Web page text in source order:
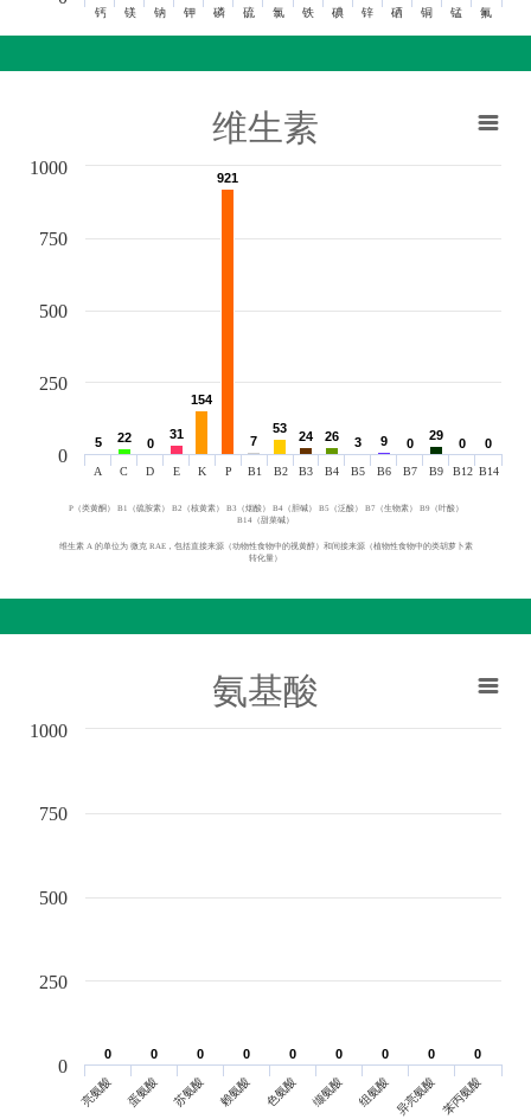
钙 镁 钠 钾 磷 硫 氯 铁 碘 锌 硒 铜 锰 氟
维生素
5
5 22
22 0
0
31
31
154
154
921
921
7
7
53
53
24
24 26
26 3
3 9
9 0
0
29
29
0
0 0
0
A C D E K P B1 B2 B3 B4 B5 B6 B7 B9 B12 B14
0
250
500
750
1000
P（类黄酮） B1（硫胺素） B2（核黄素） B3（烟酸） B4（胆碱） B5（泛酸） B7（生物素） B9（叶酸）
B14（甜菜碱）
维生素 A 的单位为 微克 RAE，包括直接来源（动物性食物中的视黄醇）和间接来源（植物性食物中的类胡萝卜素
转化量）
氨基酸
0
0 0
0 0
0 0
0 0
0 0
0 0
0 0
0 0
0
亮氨酸 蛋氨酸 苏氨酸 赖氨酸 色氨酸 缬氨酸 组氨酸 异亮氨酸苯丙氨酸
0
250
500
750
1000